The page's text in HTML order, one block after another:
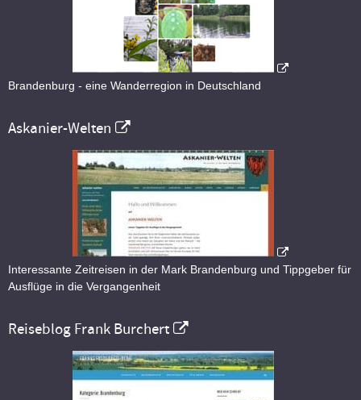
Brandenburg - eine Wanderregion in Deutschland
Askanier-Welten
Interessante Zeitreisen in der Mark Brandenburg und Tippgeber für
Ausflüge in die Vergangenheit
Reiseblog Frank Burchert